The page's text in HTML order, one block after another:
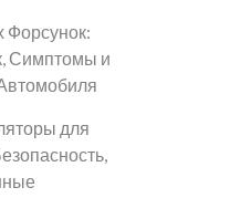
Форсунок:
Симптомы и
для